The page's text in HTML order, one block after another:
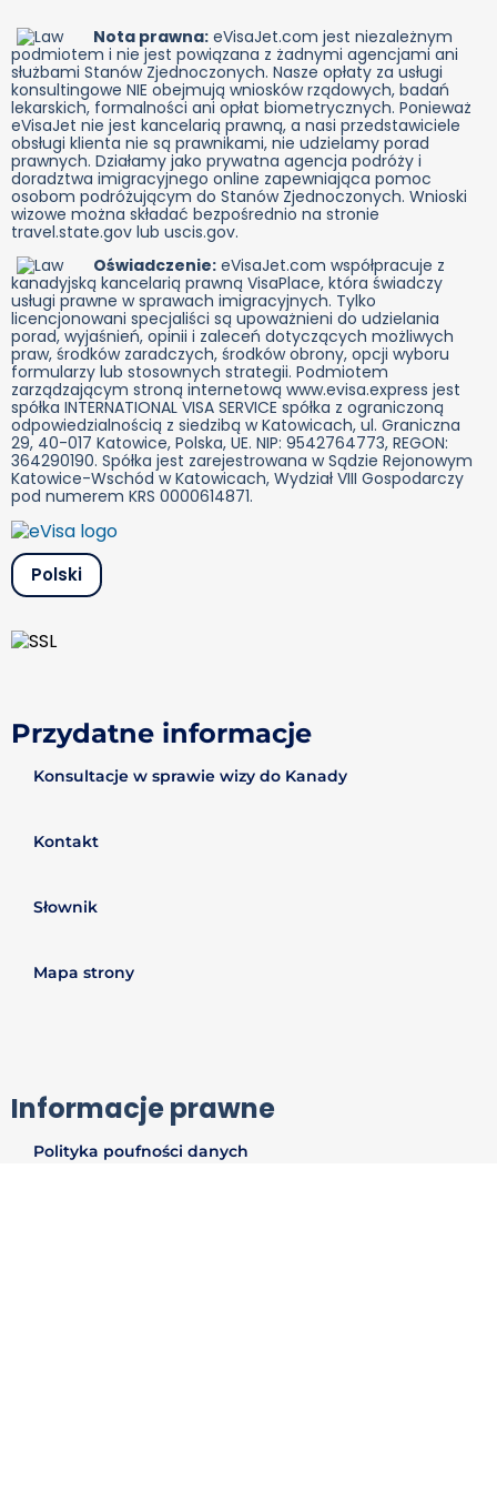
Nota prawna: eVisaJet.com jest niezależnym
podmiotem i nie jest powiązana z żadnymi agencjami ani
służbami Stanów Zjednoczonych. Nasze opłaty za usługi
konsultingowe NIE obejmują wniosków rządowych, badań
lekarskich, formalności ani opłat biometrycznych. Ponieważ
eVisaJet nie jest kancelarią prawną, a nasi przedstawiciele
obsługi klienta nie są prawnikami, nie udzielamy porad
prawnych. Działamy jako prywatna agencja podróży i
doradztwa imigracyjnego online zapewniająca pomoc
osobom podróżującym do Stanów Zjednoczonych. Wnioski
wizowe można składać bezpośrednio na stronie
travel.state.gov lub uscis.gov.
Oświadczenie: eVisaJet.com współpracuje z
kanadyjską kancelarią prawną VisaPlace, która świadczy
usługi prawne w sprawach imigracyjnych. Tylko
licencjonowani specjaliści są upoważnieni do udzielania
porad, wyjaśnień, opinii i zaleceń dotyczących możliwych
praw, środków zaradczych, środków obrony, opcji wyboru
formularzy lub stosownych strategii. Podmiotem
zarządzającym stroną internetową www.evisa.express jest
spółka INTERNATIONAL VISA SERVICE spółka z ograniczoną
odpowiedzialnością z siedzibą w Katowicach, ul. Graniczna
29, 40-017 Katowice, Polska, UE. NIP: 9542764773, REGON:
364290190. Spółka jest zarejestrowana w Sądzie Rejonowym
Katowice-Wschód w Katowicach, Wydział VIII Gospodarczy
pod numerem KRS 0000614871.
Polski
Przydatne informacje
Konsultacje w sprawie wizy do Kanady
Kontakt
Słownik
Mapa strony
Informacje prawne
Polityka poufności danych